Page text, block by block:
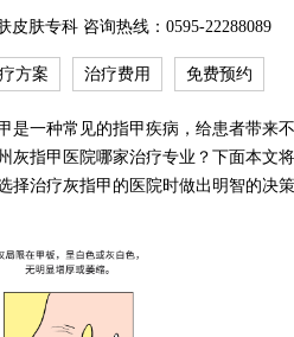
皮肤专科 咨询热线：0595-22288089
方案 治疗费用 免费预约
一种常见的指甲疾病，给患者带来
灰指甲医院哪家治疗专业？下面本文
治疗灰指甲的医院时做出明智的决策